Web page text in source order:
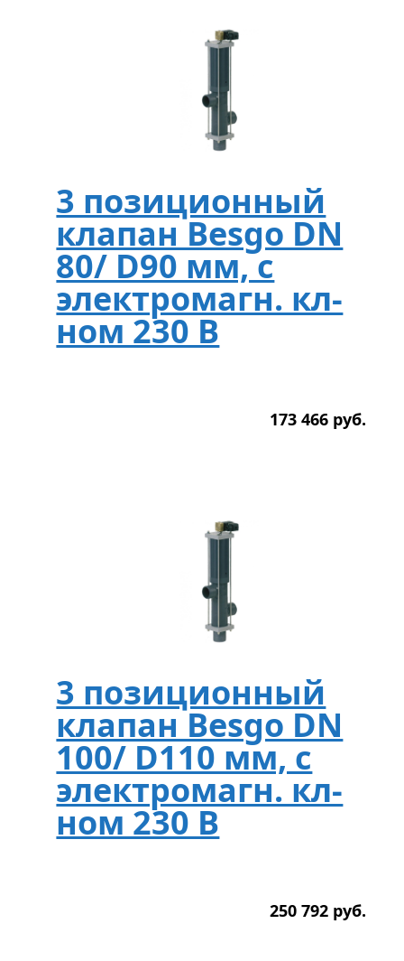
3 позиционный
клапан Besgo DN
80/ D90 мм, с
электромагн. кл-
ном 230 В
173 466 руб.
3 позиционный
клапан Besgo DN
100/ D110 мм, с
электромагн. кл-
ном 230 В
250 792 руб.